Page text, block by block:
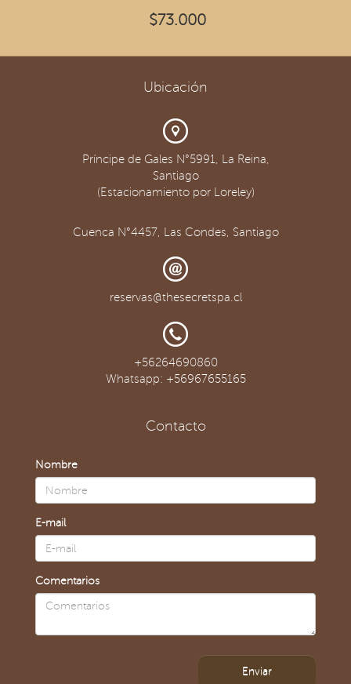
$73.000
Ubicación
Príncipe de Gales N°5991, La Reina,
Santiago
(Estacionamiento por Loreley)
Cuenca N°4457, Las Condes, Santiago
reservas@thesecretspa.cl
+56264690860
Whatsapp: +56967655165
Contacto
Nombre
E-mail
Comentarios
Enviar